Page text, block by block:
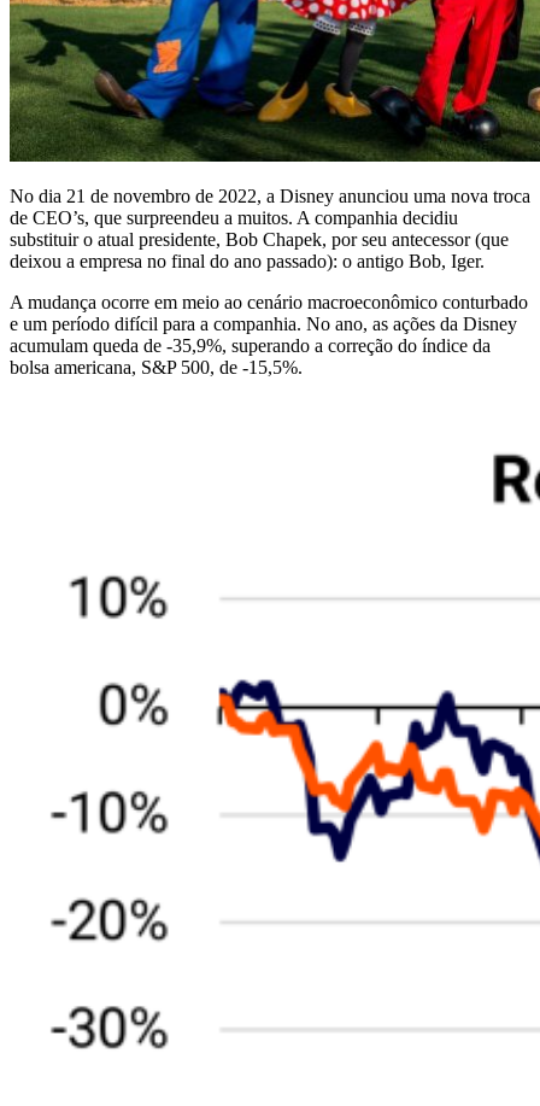
No dia 21 de novembro de 2022, a Disney anunciou uma nova troca
de CEO’s, que surpreendeu a muitos. A companhia decidiu
substituir o atual presidente, Bob Chapek, por seu antecessor (que
deixou a empresa no final do ano passado): o antigo Bob, Iger.
A mudança ocorre em meio ao cenário macroeconômico conturbado
e um período difícil para a companhia. No ano, as ações da Disney
acumulam queda de -35,9%, superando a correção do índice da
bolsa americana, S&P 500, de -15,5%.